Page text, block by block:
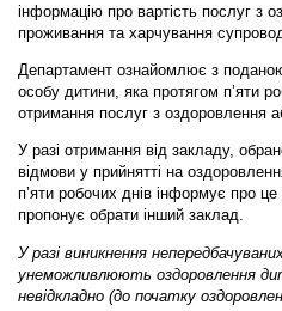
інформацію про вартість послуг з
проживання та харчування
Департамент ознайомлює з
особу дитини, яка протягом п’яти
отримання послуг з оздоровлення
У разі отримання від закладу,
відмови у прийнятті на
п’яти робочих днів інформує про
пропонує обрати інший заклад.
У разі виникнення
унеможливлюють оздоровлення
невідкладно (до початку